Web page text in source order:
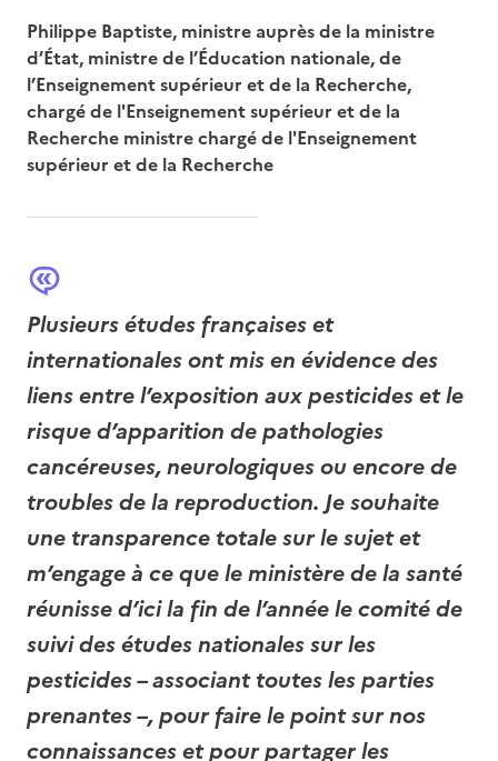
Philippe Baptiste, ministre auprès de la ministre
d’État, ministre de l’Éducation nationale, de
l’Enseignement supérieur et de la Recherche,
chargé de l'Enseignement supérieur et de la
Recherche ministre chargé de l'Enseignement
supérieur et de la Recherche
Plusieurs études françaises et
internationales ont mis en évidence des
liens entre l’exposition aux pesticides et le
risque d’apparition de pathologies
cancéreuses, neurologiques ou encore de
troubles de la reproduction. Je souhaite
une transparence totale sur le sujet et
m’engage à ce que le ministère de la santé
réunisse d’ici la fin de l’année le comité de
suivi des études nationales sur les
pesticides – associant toutes les parties
prenantes –, pour faire le point sur nos
connaissances et pour partager les